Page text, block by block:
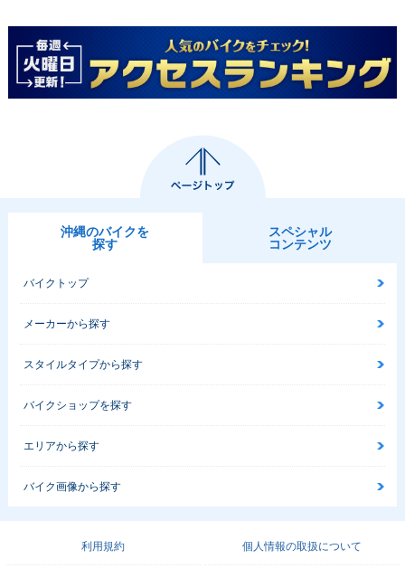
沖縄のバイクを
探す
スペシャル
コンテンツ
バイクトップ
メーカーから探す
スタイルタイプから探す
バイクショップを探す
エリアから探す
バイク画像から探す
利用規約 個人情報の取扱について